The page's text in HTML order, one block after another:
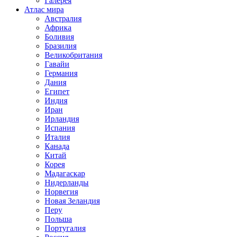
Атлас мира
Австралия
Африка
Боливия
Бразилия
Великобритания
Гавайи
Германия
Дания
Египет
Индия
Иран
Ирландия
Испания
Италия
Канада
Китай
Корея
Мадагаскар
Нидерланды
Норвегия
Новая Зеландия
Перу
Польша
Португалия